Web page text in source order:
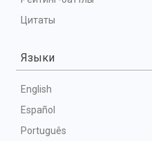
Цитаты
Языки
English
Español
Português